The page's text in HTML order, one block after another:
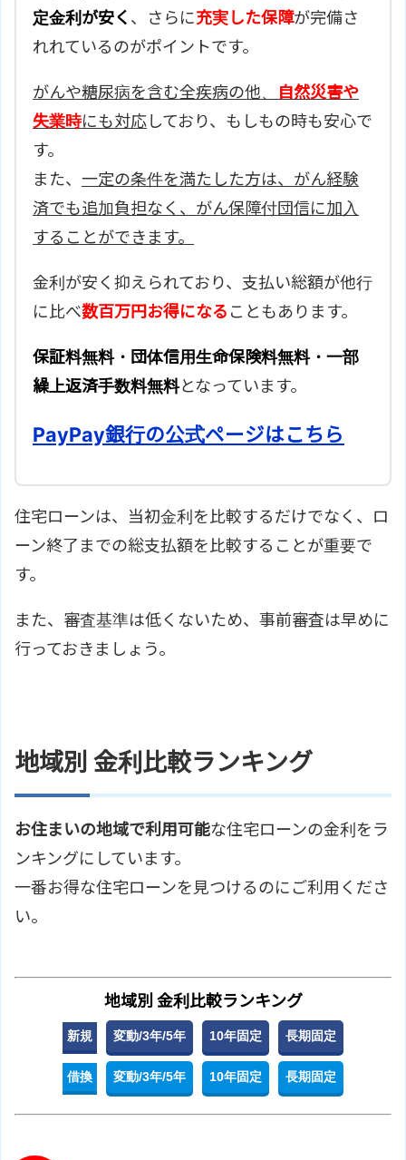
定金利が安く 、さらに充実した保障が完備さ
れれているのがポイントです。
がんや糖尿病を含む全疾病の他、
自然災害や
失業時にも対応しており、もしもの時も安心で
す。
また、 一定の条件を満たした方は、がん経験
済でも追加負担なく、がん保障付団信に加入
することができます。
金利が安く抑えられており、支払い総額が他行
に比べ数百万円お得になる こともあります。
保証料無料・団体信用生命保険料無料・一部
繰上返済手数料無料となっています。
PayPay銀行の公式ページはこちら
住宅ローンは、当初金利を比較するだけでなく、ロ
ーン終了までの総支払額を比較することが重要で
す。
また、審査基準は低くないため、事前審査は早めに
行っておきましょう。
地域別 金利比較ランキング
お住まいの地域で利用可能な住宅ローンの金利をラ
ンキングにしています。
一番お得な住宅ローンを見つけるのにご利用くださ
い。
地域別 金利比較ランキング
新規 変動/3年/5年 10年固定 長期固定
借換 変動/3年/5年 10年固定 長期固定